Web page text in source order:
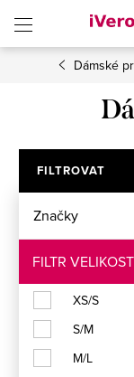
obsah
Dámské
FILTROVAT
Značky
FILTR
XS/S
S/M
M/L